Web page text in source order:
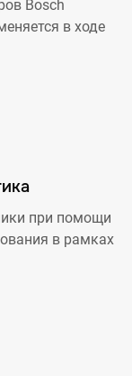
Bosch
в ходе
при помощи
в рамках